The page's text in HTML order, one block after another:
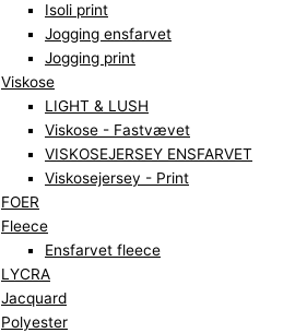
Isoli print
Jogging ensfarvet
Jogging print
Viskose
LIGHT & LUSH
Viskose - Fastvævet
VISKOSEJERSEY ENSFARVET
Viskosejersey - Print
FOER
Fleece
Ensfarvet fleece
LYCRA
Jacquard
Polyester